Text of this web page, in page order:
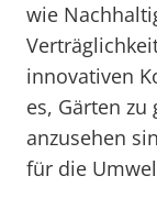
wie
innovativen
es, Gärten
anzusehen
für die